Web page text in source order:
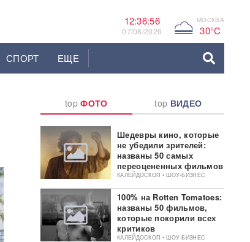
12:36:57
07/08/2026 G МОСКВА
30°C
СПОРТ ЕЩЕ
topФОТО top ВИДЕО
Шедевры кино, которые
не убедили зрителей:
названы 50 самых
переоцененных фильмов
КАЛЕЙДОСКОП • ШОУ-БИЗНЕС
100% на Rotten Tomatoes:
названы 50 фильмов,
которые покорили всех
критиков
КАЛЕЙДОСКОП • ШОУ-БИЗНЕС